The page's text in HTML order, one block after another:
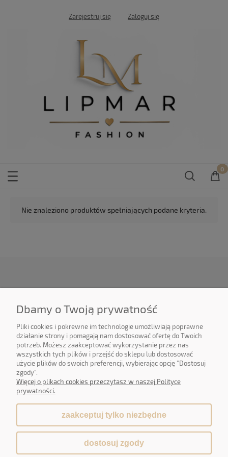
Zarejestruj się Zaloguj się
Nie znaleziono produktów spełniających podane kryteria.
POMOC
MOJE KONTO
Dbamy o Twoją prywatność
Pliki cookies i pokrewne im technologie umożliwiają poprawne
działanie strony i pomagają nam dostosować ofertę do Twoich
potrzeb. Możesz zaakceptować wykorzystanie przez nas
wszystkich tych plików i przejść do sklepu lub dostosować
użycie plików do swoich preferencji, wybierając opcję "Dostosuj
zgody".
Więcej o plikach cookies przeczytasz w naszej Polityce
prywatności.
zaakceptuj tylko niezbędne
dostosuj zgody